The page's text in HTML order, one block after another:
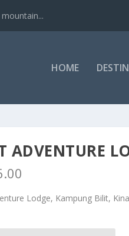
HOME
ADVENTURE
Lodge, Kampung Bilit,